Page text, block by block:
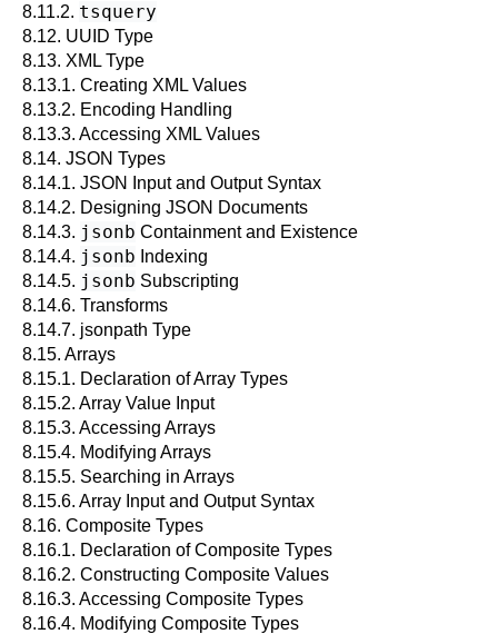
8.11.2. tsquery
8.12. UUID Type
8.13. XML Type
8.13.1. Creating XML Values
8.13.2. Encoding Handling
8.13.3. Accessing XML Values
8.14. JSON Types
8.14.1. JSON Input and Output Syntax
8.14.2. Designing JSON Documents
8.14.3. jsonb Containment and Existence
8.14.4. jsonb Indexing
8.14.5. jsonb Subscripting
8.14.6. Transforms
8.14.7. jsonpath Type
8.15. Arrays
8.15.1. Declaration of Array Types
8.15.2. Array Value Input
8.15.3. Accessing Arrays
8.15.4. Modifying Arrays
8.15.5. Searching in Arrays
8.15.6. Array Input and Output Syntax
8.16. Composite Types
8.16.1. Declaration of Composite Types
8.16.2. Constructing Composite Values
8.16.3. Accessing Composite Types
8.16.4. Modifying Composite Types